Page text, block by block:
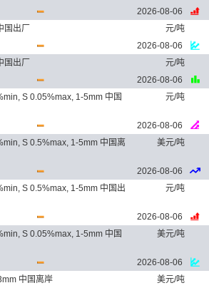
2026-08-06
出厂
元/吨
2026-08-06
出厂
元/吨
2026-08-06
S 0.05%max, 1-5mm 中国
元/吨
2026-08-06
S 0.5%max, 1-5mm 中国离
美元/吨
2026-08-06
S 0.5%max, 1-5mm 中国出
元/吨
2026-08-06
S 0.05%max, 1-5mm 中国
美元/吨
2026-08-06
中国离岸
美元/吨